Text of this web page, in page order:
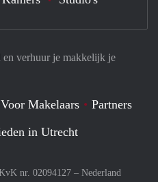
verhuur je makkelijk je
Voor Makelaars
Partners
in Utrecht
nr. 02094127 – Nederland